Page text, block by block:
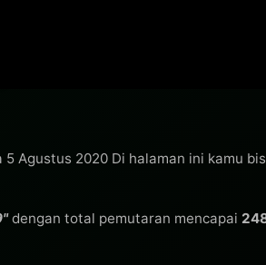
Agustus 2020 Di halaman ini kamu
dengan total pemutaran mencapai